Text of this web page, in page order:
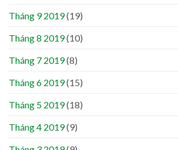
Tháng 9 2019(19)
Tháng 8 2019(10)
Tháng 7 2019(8)
Tháng 6 2019(15)
Tháng 5 2019(18)
Tháng 4 2019(9)